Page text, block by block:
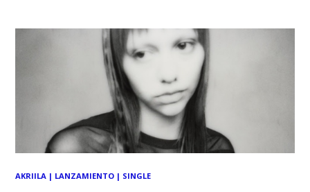
AKRIILA | LANZAMIENTO | SINGLE